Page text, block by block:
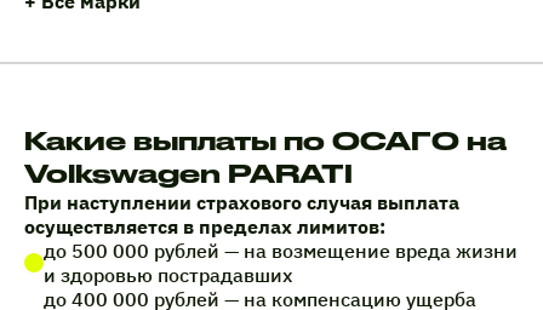
Какие выплаты по ОСАГО на
Volkswagen PARATI
При наступлении страхового случая выплата
осуществляется в пределах лимитов:
до 500 000 рублей — на возмещение вреда жизни
и здоровью пострадавших
до 400 000 рублей — на компенсацию ущерба